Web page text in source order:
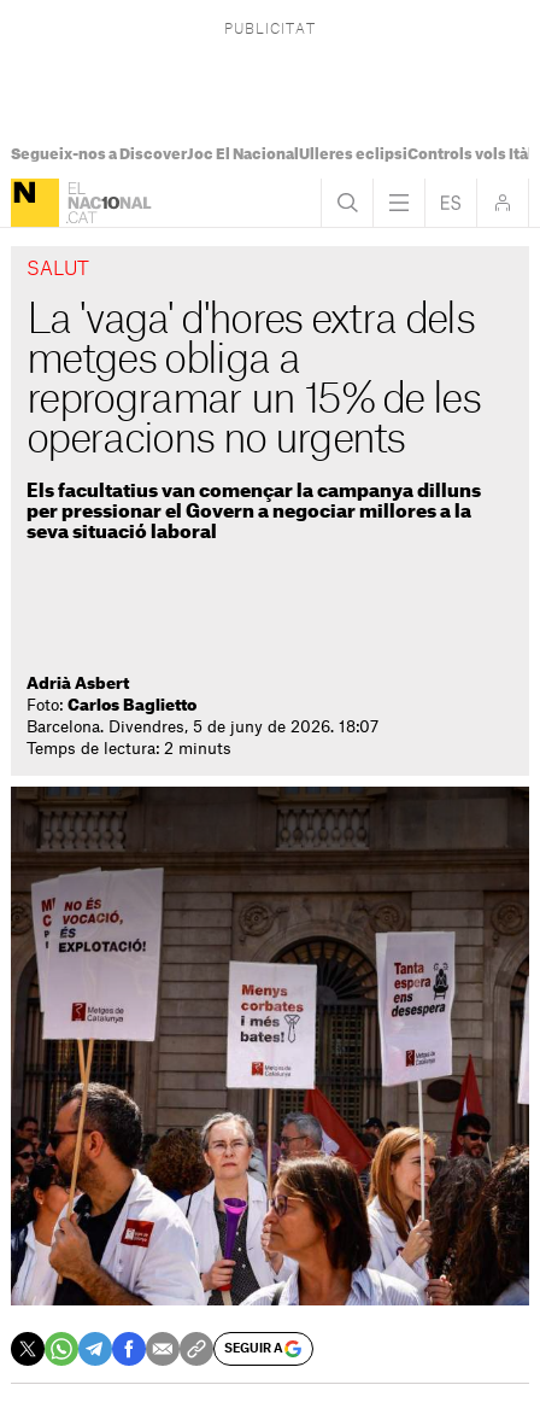
Segueix-nos a DiscoverJoc El Nacional Ulleres eclipsiControls vols
SALUT
La 'vaga' d'hores extra dels
metges obliga a
reprogramar un 15% de les
operacions no urgents
Els facultatius van començar la campanya dilluns
per pressionar el Govern a negociar millores a la
seva situació laboral
Adrià Asbert
Foto:Carlos Baglietto
Barcelona. Divendres, 5 de juny de 2026. 18:07
Temps de lectura: 2 minuts
SEGUIR A